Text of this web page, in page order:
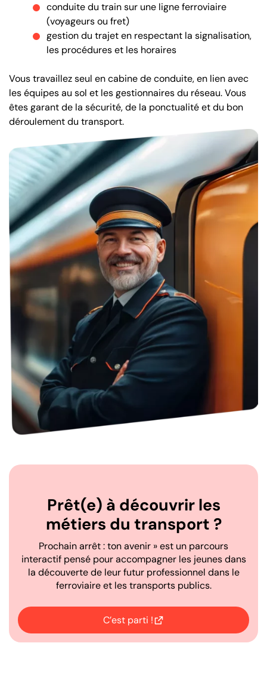
conduite du train sur une ligne ferroviaire
(voyageurs ou fret)
gestion du trajet en respectant la signalisation,
les procédures et les horaires
Vous travaillez seul en cabine de conduite, en lien avec
les équipes au sol et les gestionnaires du réseau. Vous
êtes garant de la sécurité, de la ponctualité et du bon
déroulement du transport.
Prêt(e) à découvrir les
métiers du transport ?
Prochain arrêt : ton avenir » est un parcours
interactif pensé pour accompagner les jeunes dans
la découverte de leur futur professionnel dans le
ferroviaire et les transports publics.
C’est parti !Ouvrir dans un nouvel onglet